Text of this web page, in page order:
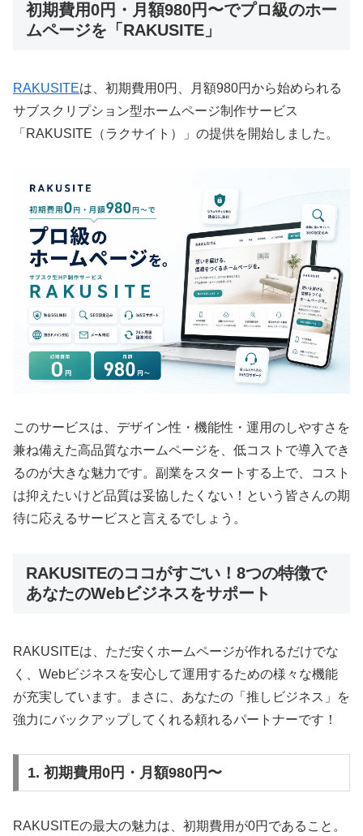
初期費用0円・月額980円〜でプロ級のホー
ムページを「RAKUSITE」
RAKUSITEは、初期費用0円、月額980円から始められる
サブスクリプション型ホームページ制作サービス
「RAKUSITE（ラクサイト）」の提供を開始しました。
このサービスは、デザイン性・機能性・運用のしやすさを
兼ね備えた高品質なホームページを、低コストで導入でき
るのが大きな魅力です。副業をスタートする上で、コスト
は抑えたいけど品質は妥協したくない！という皆さんの期
待に応えるサービスと言えるでしょう。
RAKUSITEのココがすごい！8つの特徴で
あなたのWebビジネスをサポート
RAKUSITEは、ただ安くホームページが作れるだけでな
く、Webビジネスを安心して運用するための様々な機能
が充実しています。まさに、あなたの「推しビジネス」を
強力にバックアップしてくれる頼れるパートナーです！
1. 初期費用0円・月額980円〜
RAKUSITEの最大の魅力は、初期費用が0円であること。